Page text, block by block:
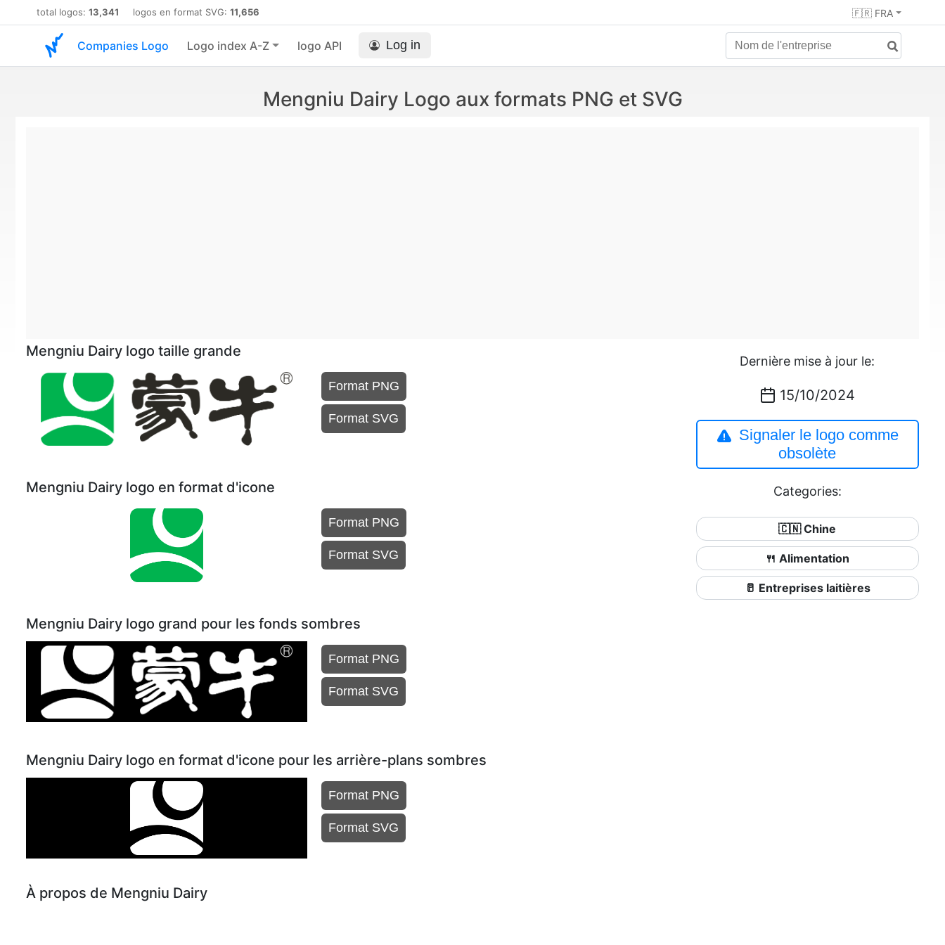
total logos: 13,341 logos en format SVG: 11,656 🇫🇷 FRA
Companies Logo Logo index A-Z logo API Log in
Mengniu Dairy Logo aux formats PNG et SVG
Mengniu Dairy logo taille grande
Format PNG
Format SVG
Mengniu Dairy logo en format d'icone
Format PNG
Format SVG
Mengniu Dairy logo grand pour les fonds sombres
Format PNG
Format SVG
Mengniu Dairy logo en format d'icone pour les arrière-plans sombres
Format PNG
Format SVG
À propos de Mengniu Dairy
Dernière mise à jour le:
15/10/2024
Signaler le logo comme
obsolète
Categories:
🇨🇳 Chine
🍴 Alimentation
🥛 Entreprises laitières